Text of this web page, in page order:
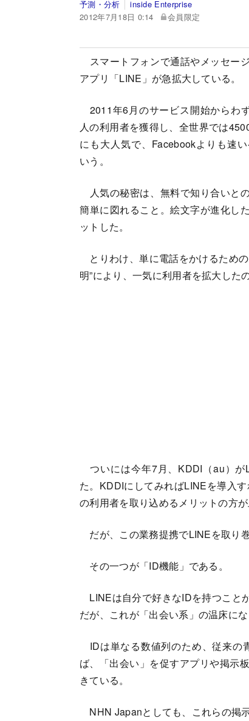
予測・分析
inside Enterprise
2012年7月18日 0:14
会員限定
スマートフォンで通話やメッセー
アプリ「LINE」が急拡大している。
2011年6月のサービス開始からわ
人の利用者を獲得し、全世界では
にも大人気で、Facebookよりも速
いう。
人気の秘密は、無料で知り合いと
簡単に図れること。絵文字が進化し
ットした。
とりわけ、単に電話をかけるため
明”により、一気に利用者を拡大したの
ついには今年7月、KDDI（au）が
た。KDDIにしてみればLINEを導入
の利用者を取り込めるメリットの方が
だが、この業務提携でLINEを取り
その一つが「ID機能」である。
LINEは自分で好きなIDを持つこと
だが、これが「出会い系」の温床にな
IDは単なる数値列のため、従来の
ば、「出会い」を促すアプリや掲示
きている。
NHN Japanとしても、これらの掲